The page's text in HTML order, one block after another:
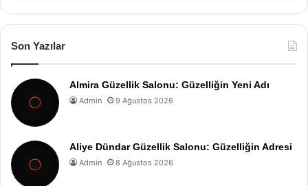
Son Yazılar
Almira Güzellik Salonu: Güzelliğin Yeni Adı
Admin 9 Ağustos 2026
Aliye Dündar Güzellik Salonu: Güzelliğin Adresi
Admin 8 Ağustos 2026